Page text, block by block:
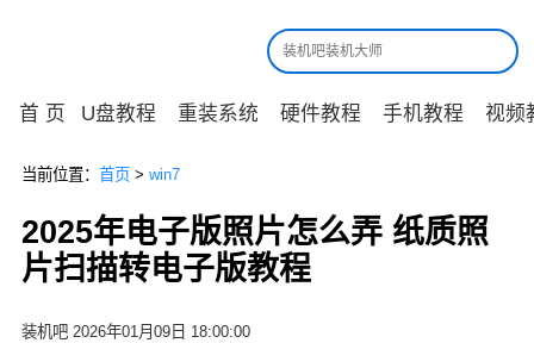
首 页 U盘教程 重装系统 硬件教程 手机教程 视频
当前位置： 首页 > win7
2025年电子版照片怎么弄 纸质照
片扫描转电子版教程
装机吧 2026年01月09日 18:00:00